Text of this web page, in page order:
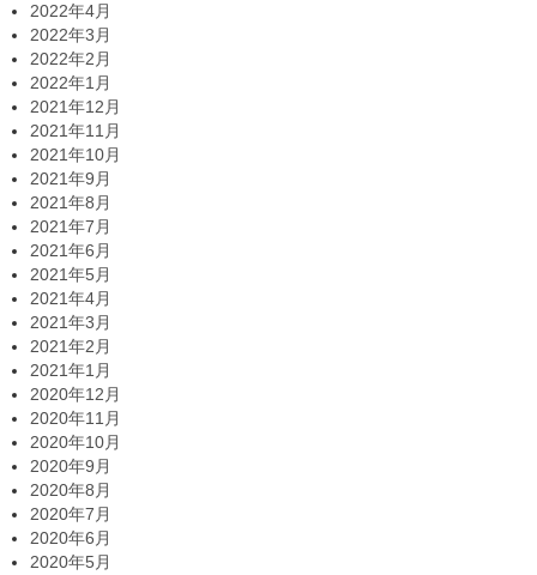
2022年4月
2022年3月
2022年2月
2022年1月
2021年12月
2021年11月
2021年10月
2021年9月
2021年8月
2021年7月
2021年6月
2021年5月
2021年4月
2021年3月
2021年2月
2021年1月
2020年12月
2020年11月
2020年10月
2020年9月
2020年8月
2020年7月
2020年6月
2020年5月